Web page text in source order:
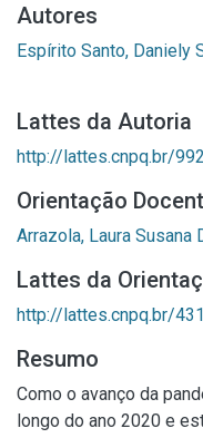
Autores
Espírito Santo, Daniely
Lattes da Autoria
http://lattes.cnpq.br/
Orientação
Arrazola, Laura Susana
Lattes da
http://lattes.cnpq.br/
Resumo
Como o avanço da
longo do ano 2020 e